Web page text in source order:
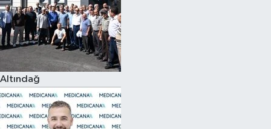
Altındağ
Eğitim
Hava Durumu
Kadın
Kim kimdir?